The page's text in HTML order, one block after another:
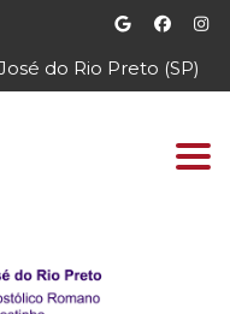
do Rio Preto (SP)